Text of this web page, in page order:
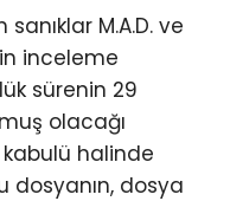
M.A.D. ve
inceleme
sürenin 29
olacağı
kabulü halinde
dosyanın, dosya